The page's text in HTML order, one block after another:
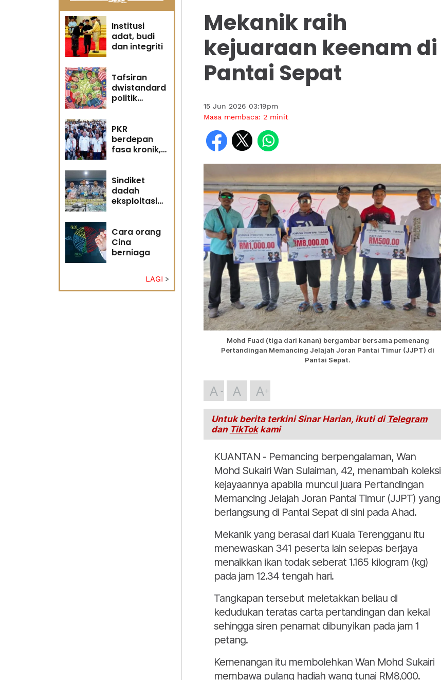
Institusi
adat, budi
dan integriti
Tafsiran
dwistandard
politik
PKR
berdepan
fasa kronik,
memihak
Anwar?
Sindiket
dadah
eksploitasi
Cara orang
Cina
berniaga
LAGI
Mekanik raih
kejuaraan keenam di
Pantai Sepat
15 Jun 2026 03:19pm
Masa membaca: 2 minit
Mohd Fuad (tiga dari kanan) bergambar bersama pemenang
Pertandingan Memancing Jelajah Joran Pantai Timur (JJPT) di
Pantai Sepat.
A A A
Untuk berita terkini Sinar Harian, ikuti di Telegram
dan TikTokkami
KUANTAN - Pemancing berpengalaman, Wan
Mohd Sukairi Wan Sulaiman, 42, menambah koleksi
kejayaannya apabila muncul juara Pertandingan
Memancing Jelajah Joran Pantai Timur (JJPT) yang
berlangsung di Pantai Sepat di sini pada Ahad.
Mekanik yang berasal dari Kuala Terengganu itu
menewaskan 341 peserta lain selepas berjaya
menaikkan ikan todak seberat 1.165 kilogram (kg)
pada jam 12.34 tengah hari.
Tangkapan tersebut meletakkan beliau di
kedudukan teratas carta pertandingan dan kekal
sehingga siren penamat dibunyikan pada jam 1
petang.
Kemenangan itu membolehkan Wan Mohd Sukairi
membawa pulang hadiah wang tunai RM8,000.